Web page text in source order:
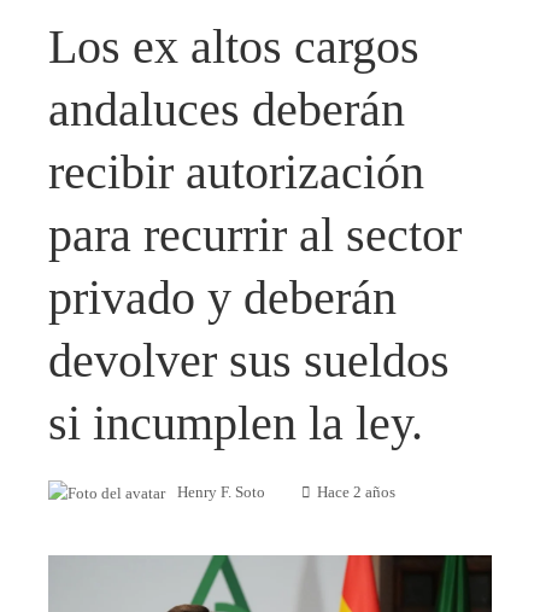
Los ex altos cargos
andaluces deberán
recibir autorización
para recurrir al sector
privado y deberán
devolver sus sueldos
si incumplen la ley.
Henry F. Soto Hace 2 años